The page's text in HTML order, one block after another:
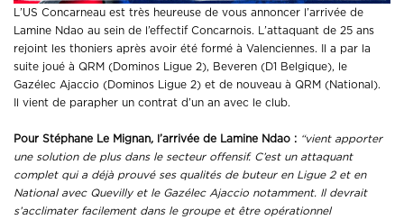
L’US Concarneau est très heureuse de vous annoncer l’arrivée de
Lamine Ndao au sein de l’effectif Concarnois. L’attaquant de 25 ans
rejoint les thoniers après avoir été formé à Valenciennes. Il a par la
suite joué à QRM (Dominos Ligue 2), Beveren (D1 Belgique), le
Gazélec Ajaccio (Dominos Ligue 2) et de nouveau à QRM (National).
Il vient de parapher un contrat d’un an avec le club.
Pour Stéphane Le Mignan, l’arrivée de Lamine Ndao : “vient apporter
une solution de plus dans le secteur offensif. C’est un attaquant
complet qui a déjà prouvé ses qualités de buteur en Ligue 2 et en
National avec Quevilly et le Gazélec Ajaccio notamment. Il devrait
s’acclimater facilement dans le groupe et être opérationnel